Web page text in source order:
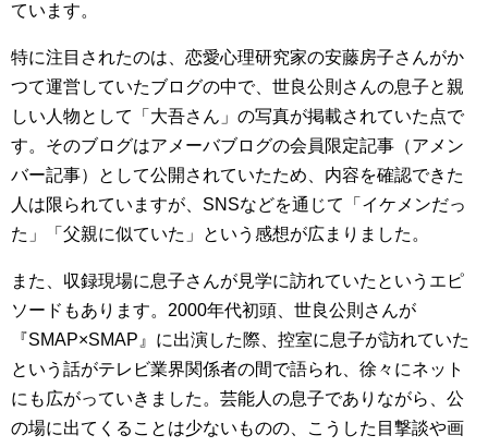
ています。
特に注目されたのは、恋愛心理研究家の安藤房子さんがか
つて運営していたブログの中で、世良公則さんの息子と親
しい人物として「大吾さん」の写真が掲載されていた点で
す。そのブログはアメーバブログの会員限定記事（アメン
バー記事）として公開されていたため、内容を確認できた
人は限られていますが、SNSなどを通じて「イケメンだっ
た」「父親に似ていた」という感想が広まりました。
また、収録現場に息子さんが見学に訪れていたというエピ
ソードもあります。2000年代初頭、世良公則さんが
『SMAP×SMAP』に出演した際、控室に息子が訪れていた
という話がテレビ業界関係者の間で語られ、徐々にネット
にも広がっていきました。芸能人の息子でありながら、公
の場に出てくることは少ないものの、こうした目撃談や画